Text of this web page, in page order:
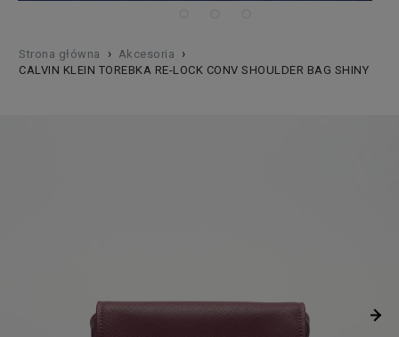
Strona główna › Akcesoria ›
CALVIN KLEIN TOREBKA RE-LOCK CONV SHOULDER BAG SHINY